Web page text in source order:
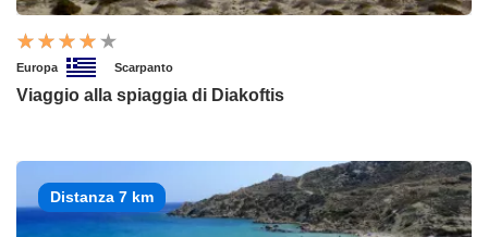
Europa Scarpanto
Viaggio alla spiaggia di Diakoftis
Distanza 7 km